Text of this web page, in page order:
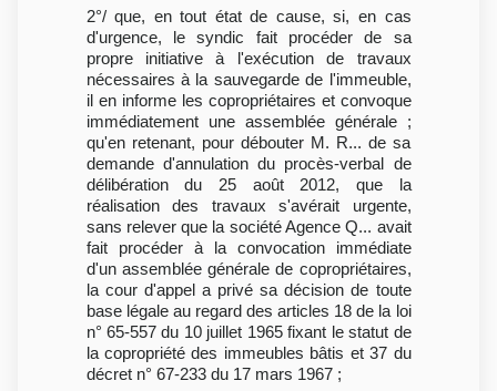
2°/ que, en tout état de cause, si, en cas
d'urgence, le syndic fait procéder de sa
propre initiative à l'exécution de travaux
nécessaires à la sauvegarde de l'immeuble,
il en informe les copropriétaires et convoque
immédiatement une assemblée générale ;
qu'en retenant, pour débouter M. R... de sa
demande d'annulation du procès-verbal de
délibération du 25 août 2012, que la
réalisation des travaux s'avérait urgente,
sans relever que la société Agence Q... avait
fait procéder à la convocation immédiate
d'un assemblée générale de copropriétaires,
la cour d'appel a privé sa décision de toute
base légale au regard des articles 18 de la loi
n° 65-557 du 10 juillet 1965 fixant le statut de
la copropriété des immeubles bâtis et 37 du
décret n° 67-233 du 17 mars 1967 ;